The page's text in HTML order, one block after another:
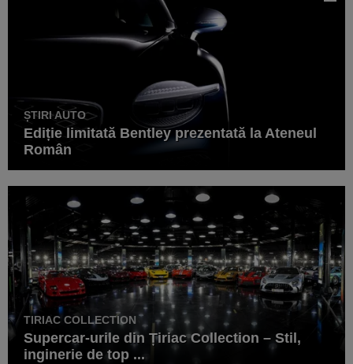
ȘTIRI AUTO
Ediție limitată Bentley prezentată la Ateneul
Român
TIRIAC COLLECTION
Supercar-urile din Țiriac Collection – Stil,
inginerie de top ...